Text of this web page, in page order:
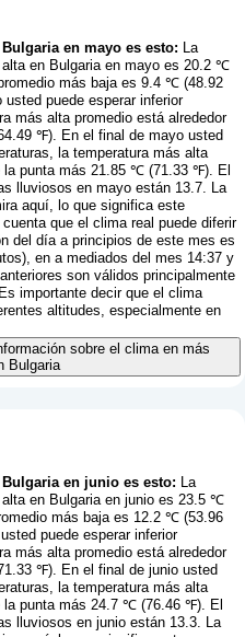
en mayo es esto: La
en Bulgaria en mayo es 20.2 ℃
más baja es 9.4 ℃ (48.92
puede esperar inferior
más alta promedio está alrededor
℉). En el final de mayo usted
la temperatura más alta
la punta más 21.85 ℃ (71.33 ℉). El
lluviosos en mayo están 13.7. La
aquí, lo que significa este
que el clima real puede diferir
del día a principios de este mes es
en a mediados del mes 14:37 y
son válidos principalmente
importante decir que el clima
altitudes, especialmente en
sobre el clima en más
Bulgaria
en junio es esto: La
en Bulgaria en junio es 23.5 ℃
más baja es 12.2 ℃ (53.96
puede esperar inferior
más alta promedio está alrededor
℉). En el final de junio usted
la temperatura más alta
la punta más 24.7 ℃ (76.46 ℉). El
lluviosos en junio están 13.3. La